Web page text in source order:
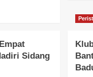
Sidang